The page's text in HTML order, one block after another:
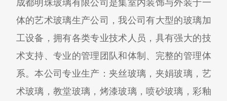
成都明珠玻璃有限公司是集室内装饰与外装于一
体的艺术玻璃生产公司，我公司有大型的玻璃加
工设备，拥有各类专业技术人员，具有强大的技
术支持、专业的管理团队和体制、完整的管理体
系。本公司专业生产：夹丝玻璃，夹娟玻璃，艺
术玻璃，教堂玻璃，烤漆玻璃，喷砂玻璃，彩釉